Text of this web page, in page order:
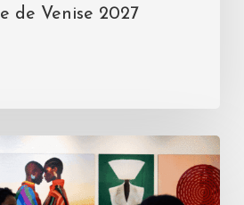
de Venise 2027